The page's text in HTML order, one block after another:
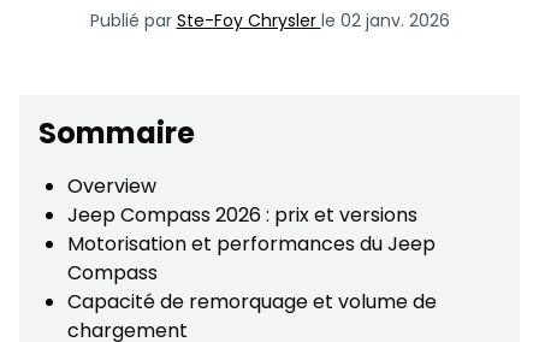
Publié par Ste-Foy Chrysler le 02 janv. 2026
Sommaire
Overview
Jeep Compass 2026 : prix et versions
Motorisation et performances du Jeep
Compass
Capacité de remorquage et volume de
chargement